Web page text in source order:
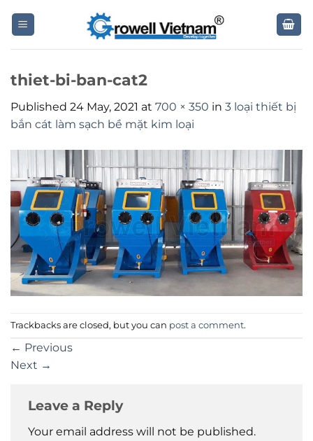
thiet-bi-ban-cat2
Published 24 May, 2021 at 700 × 350 in 3 loại thiết bị
bắn cát làm sạch bề mặt kim loại
Trackbacks are closed, but you can post a comment.
← Previous
Next →
Leave a Reply
Your email address will not be published.